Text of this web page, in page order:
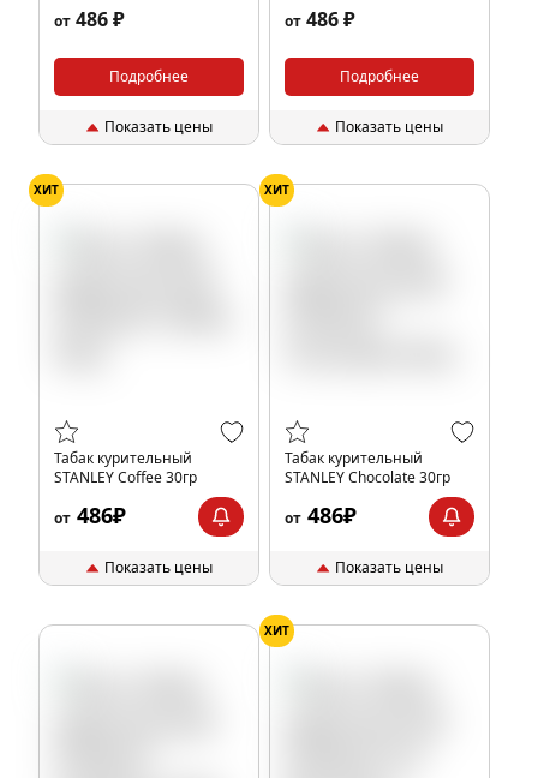
от 486 ₽
Подробнее
Показать цены
от 486 ₽
Подробнее
Показать цены
ХИТ
Табак курительный
STANLEY Coffee 30гр
от 486₽
Показать цены
ХИТ
Табак курительный
STANLEY Chocolate 30гр
от 486₽
Показать цены
ХИТ